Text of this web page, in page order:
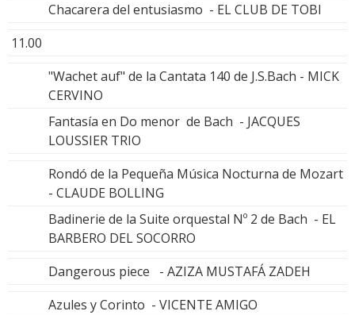
Chacarera del entusiasmo - EL CLUB DE TOBI
11.00
"Wachet auf" de la Cantata 140 de J.S.Bach - MICK
CERVINO
Fantasía en Do menor de Bach - JACQUES
LOUSSIER TRIO
Rondó de la Pequeña Música Nocturna de Mozart
- CLAUDE BOLLING
Badinerie de la Suite orquestal Nº 2 de Bach - EL
BARBERO DEL SOCORRO
Dangerous piece - AZIZA MUSTAFÁ ZADEH
Azules y Corinto - VICENTE AMIGO